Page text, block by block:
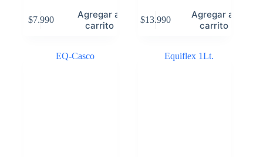
$7.990
Agregar al
carrito
$13.990
Agregar al
carrito